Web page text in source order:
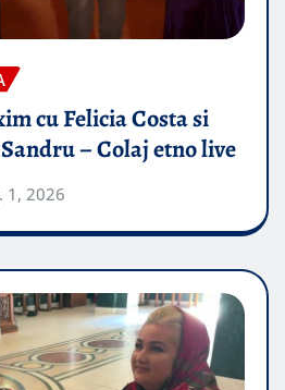
cu Felicia Costa si
– Colaj etno live
1, 2026